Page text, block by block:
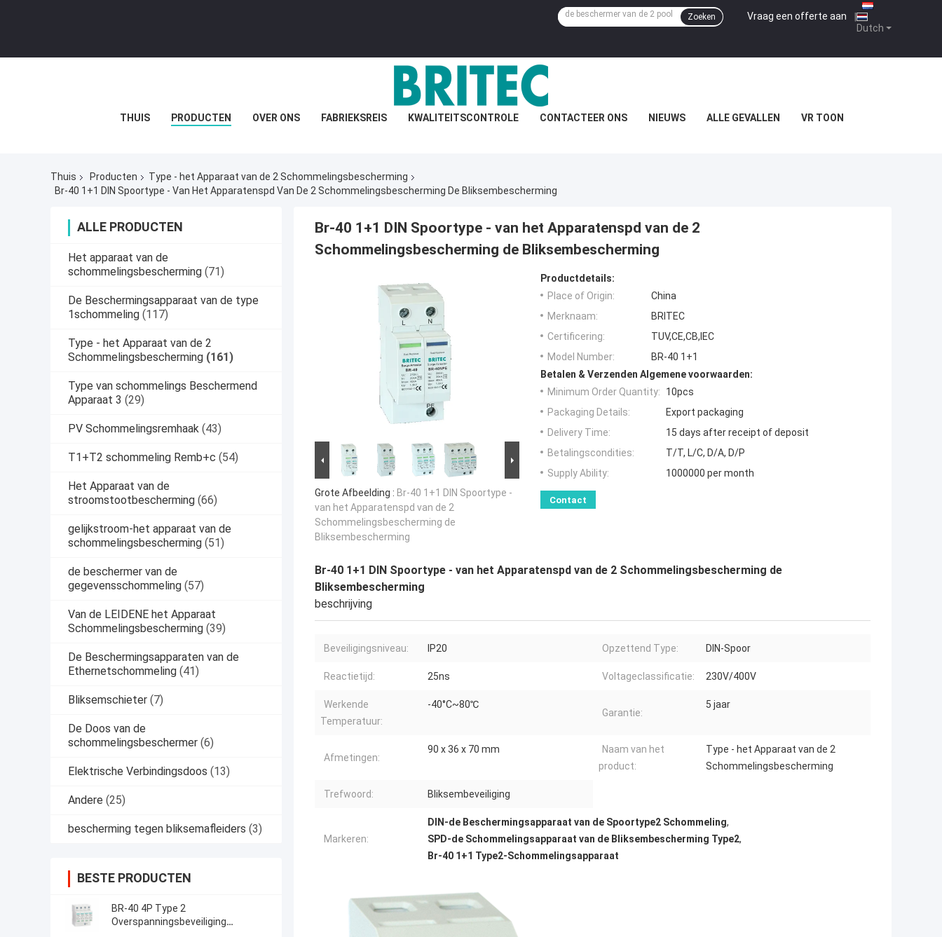
Dutch
Vraag een offerte aan |
Zoeken
THUIS PRODUCTEN OVER ONS FABRIEKSREIS KWALITEITSCONTROLE CONTACTEER ONS NIEUWS ALLE GEVALLEN VR TOON
Thuis Producten
Type - het Apparaat van de 2 Schommelingsbescherming
Br-40 1+1 DIN Spoortype - Van Het Apparatenspd Van De 2 Schommelingsbescherming De Bliksembescherming
ALLE PRODUCTEN
Het apparaat van de
schommelingsbescherming (71)
De Beschermingsapparaat van de type
1schommeling (117)
Type - het Apparaat van de 2
Schommelingsbescherming (161)
Type van schommelings Beschermend
Apparaat 3 (29)
PV Schommelingsremhaak (43)
T1+T2 schommeling Remb+c (54)
Het Apparaat van de
stroomstootbescherming (66)
gelijkstroom-het apparaat van de
schommelingsbescherming (51)
de beschermer van de
gegevensschommeling (57)
Van de LEIDENE het Apparaat
Schommelingsbescherming (39)
De Beschermingsapparaten van de
Ethernetschommeling (41)
Bliksemschieter (7)
De Doos van de
schommelingsbeschermer (6)
Elektrische Verbindingsdoos (13)
Andere (25)
bescherming tegen bliksemafleiders (3)
BESTE PRODUCTEN
BR-40 4P Type 2
Overspanningsbeveiliging
Br-40 1+1 DIN Spoortype - van het Apparatenspd van de 2
Schommelingsbescherming de Bliksembescherming
Grote Afbeelding : Br-40 1+1 DIN Spoortype -
van het Apparatenspd van de 2
Schommelingsbescherming de
Bliksembescherming
Productdetails:
Place of Origin:
China
Merknaam:
BRITEC
Certificering:
TUV,CE,CB,IEC
Model Number:
BR-40 1+1
Betalen & Verzenden Algemene voorwaarden:
Minimum Order Quantity:
10pcs
Packaging Details:
Export packaging
Delivery Time:
15 days after receipt of deposit
Betalingscondities:
T/T, L/C, D/A, D/P
Supply Ability:
1000000 per month
Contact
Br-40 1+1 DIN Spoortype - van het Apparatenspd van de 2 Schommelingsbescherming de
Bliksembescherming
beschrijving
Beveiligingsniveau: IP20 Opzettend Type: DIN-Spoor
Reactietijd: 25ns Voltageclassificatie: 230V/400V
Werkende
Temperatuur:
-40°C~80℃
Garantie:
5 jaar
Afmetingen:
90 x 36 x 70 mm
Naam van het
product:
Type - het Apparaat van de 2
Schommelingsbescherming
Trefwoord: Bliksembeveiliging
Markeren:
DIN-de Beschermingsapparaat van de Spoortype2 Schommeling,
SPD-de Schommelingsapparaat van de Bliksembescherming Type2,
Br-40 1+1 Type2-Schommelingsapparaat